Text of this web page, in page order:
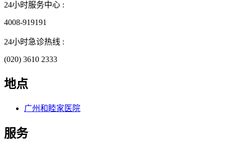
24小时服务中心 :
4008-919191
24小时急诊热线 :
(020) 3610 2333
地点
广州和睦家医院
服务